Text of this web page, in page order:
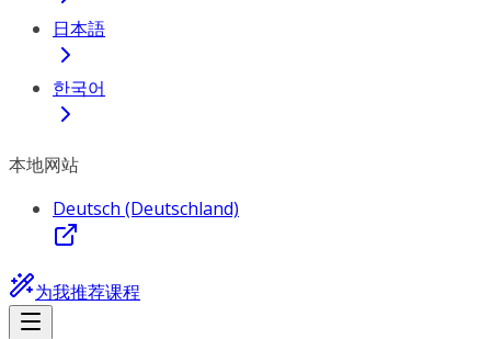
日本語
한국어
本地网站
Deutsch (Deutschland)
为我推荐课程